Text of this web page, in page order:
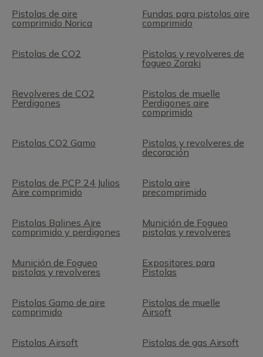
Pistolas de aire
comprimido Norica
Fundas para pistolas aire
comprimido
Pistolas de CO2
Pistolas y revolveres de
fogueo Zoraki
Revolveres de CO2
Perdigones
Pistolas de muelle
Perdigones aire
comprimido
Pistolas CO2 Gamo
Pistolas y revolveres de
decoración
Pistolas de PCP 24 Julios
Aire comprimido
Pistola aire
precomprimido
Pistolas Balines Aire
comprimido y perdigones
Munición de Fogueo
pistolas y revolveres
Munición de Fogueo
pistolas y revolveres
Expositores para
Pistolas
Pistolas Gamo de aire
comprimido
Pistolas de muelle
Airsoft
Pistolas Airsoft Pistolas de gas Airsoft